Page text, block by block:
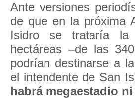
Ante versiones
de que en la próxima
Isidro se trataría la
hectáreas –de las
podrían destinarse a
el intendente de San
habrá megaestadio